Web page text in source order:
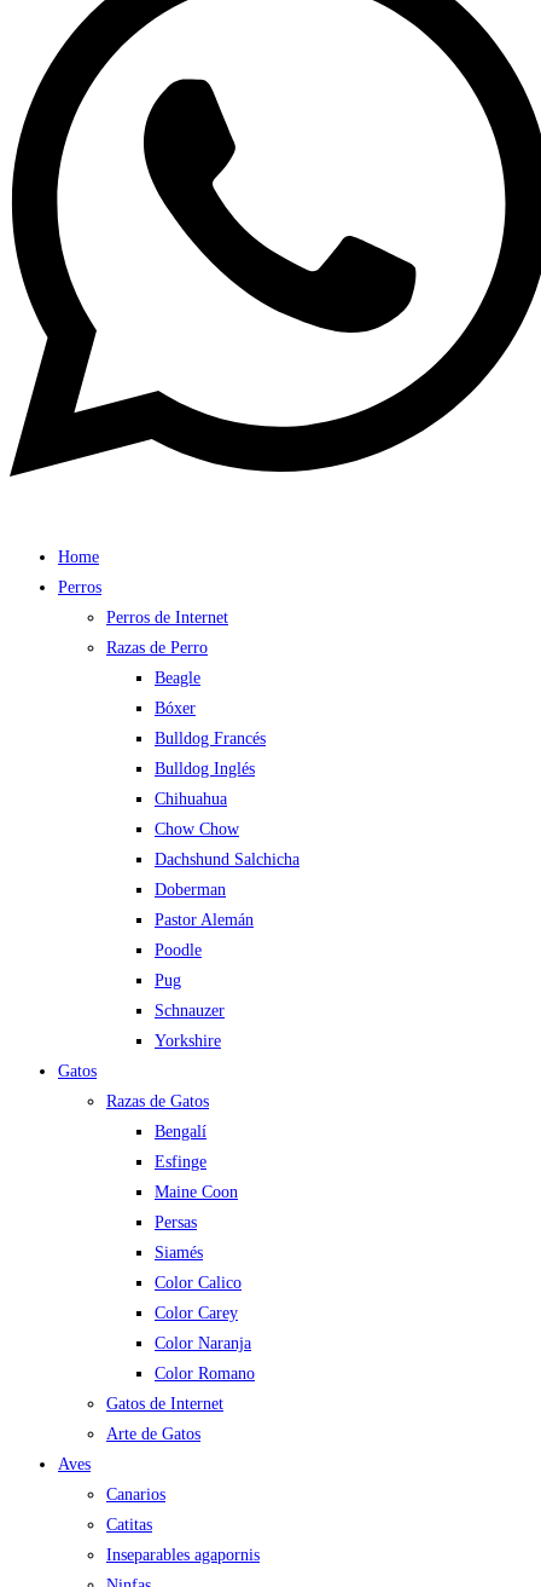
Home
Perros
Perros de Internet
Razas de Perro
Beagle
Bóxer
Bulldog Francés
Bulldog Inglés
Chihuahua
Chow Chow
Dachshund Salchicha
Doberman
Pastor Alemán
Poodle
Pug
Schnauzer
Yorkshire
Gatos
Razas de Gatos
Bengalí
Esfinge
Maine Coon
Persas
Siamés
Color Calico
Color Carey
Color Naranja
Color Romano
Gatos de Internet
Arte de Gatos
Aves
Canarios
Catitas
Inseparables agapornis